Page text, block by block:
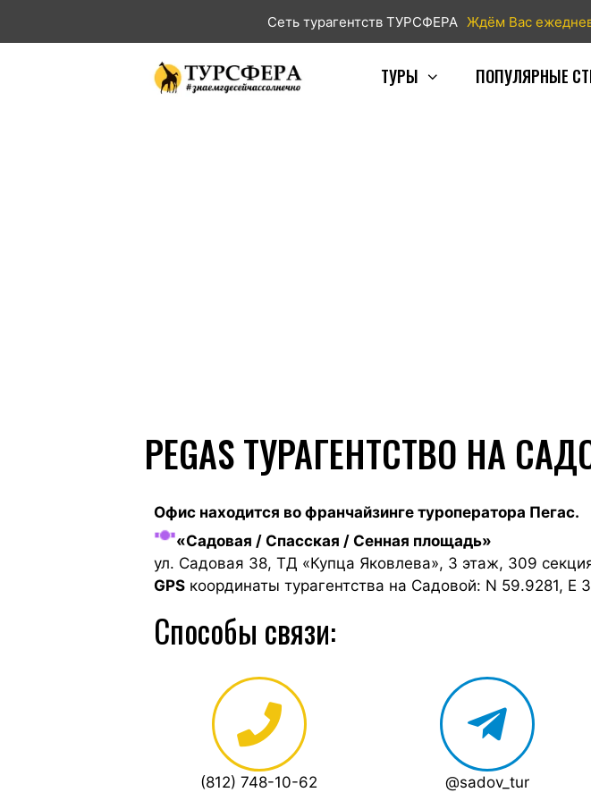
Сеть турагентств ТУРСФЕРА Ждём Вас
ТУРЫ ПОПУЛЯРНЫЕ
PEGAS ТУРАГЕНТСТВО НА
Офис находится во франчайзинге туроператора Пегас.
«Садовая / Спасская / Сенная площадь»
ул. Садовая 38, ТД «Купца Яковлева», 3 этаж, 309
GPS координаты турагентства на Садовой: N 59.9281, E
Способы связи:
(812) 748-10-62 @sadov_tur